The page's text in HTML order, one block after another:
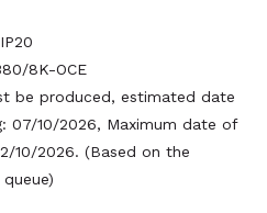
IP20
8K-OCE
be produced, estimated date
07/10/2026, Maximum date of
10/2026. (Based on the